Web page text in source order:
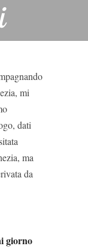
mi
dati
ma
da
giorno